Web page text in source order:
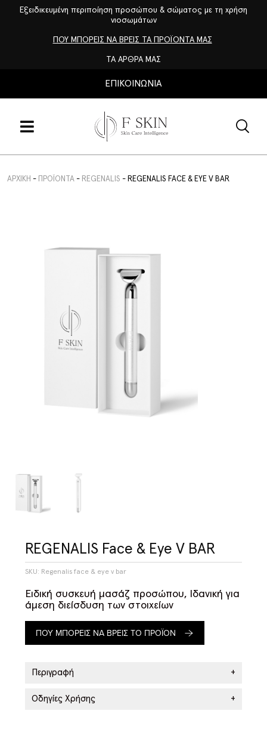
Εξειδικευμένη περιποίηση προσώπου & σώματος με τη χρήση
νιοσωμάτων
ΠΟΥ ΜΠΟΡΕΙΣ ΝΑ ΒΡΕΙΣ ΤΑ ΠΡΟΪΟΝΤΑ ΜΑΣ
ΤΑ ΑΡΘΡΑ ΜΑΣ
ΕΠΙΚΟΙΝΩΝΙΑ
ΑΡΧΙΚΉ - ΠΡΟΪΌΝΤΑ - REGENALIS - REGENALIS FACE & EYE V BAR
REGENALIS Face & Eye V BAR
SKU: Regenalis face & eye v bar
Ειδική συσκευή μασάζ προσώπου,
Ιδανική για
άμεση διείσδυση των στοιχείων
ΠΟΥ ΜΠΟΡΕΙΣ ΝΑ ΒΡΕΙΣ ΤΟ ΠΡΟΪΟΝ
Περιγραφή +
Οδηγίες Χρήσης +